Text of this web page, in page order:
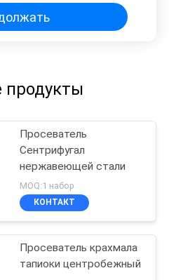
Просеватель
Сентрифугал
нержавеющей стали
MOQ:1 набор
КОНТАКТ
Просеватель крахмала
тапиоки центробежный